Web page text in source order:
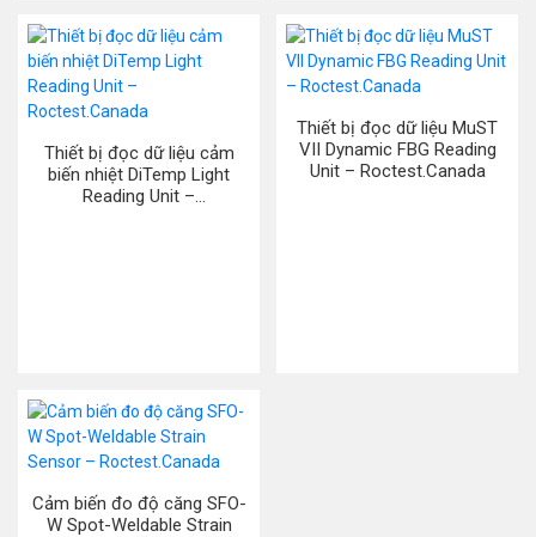
Thiết bị đọc dữ liệu cảm
biến nhiệt DiTemp Light
Reading Unit –
Thiết bị đọc dữ liệu MuST
VII Dynamic FBG Reading
Unit – Roctest.Canada
Cảm biến đo độ căng SFO-
W Spot-Weldable Strain